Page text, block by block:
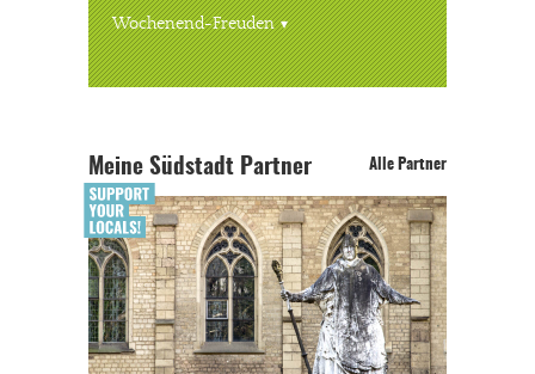
Wochenend-Freuden
Meine Südstadt Partner Alle Partner